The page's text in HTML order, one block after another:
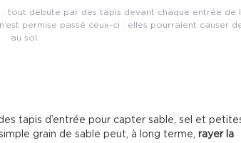
tout débute par des tapis devant chaque entrée de
permise passé ceux-ci : elles pourraient causer
au sol.
tapis d’entrée pour capter sable, sel et
grain de sable peut, à long terme, rayer la